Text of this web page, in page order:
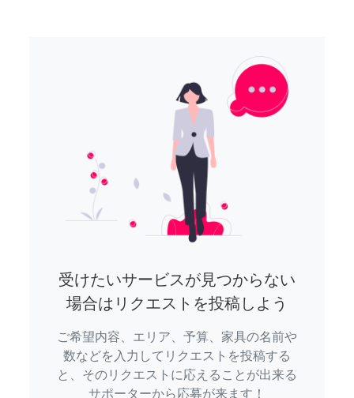
受けたいサービスが見つからない
場合はリクエストを投稿しよう
ご希望内容、エリア、予算、家具の名前や
数などを入力してリクエストを投稿する
と、そのリクエストに応えることが出来る
サポーターから応募が来ます！